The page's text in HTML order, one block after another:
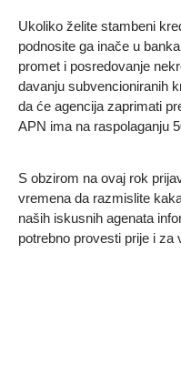
Ukoliko želite stambeni
podnosite ga inače u
promet i posredovanje
davanju subvencioniranih
da će agencija zaprimati
APN ima na raspolaganju
S obzirom na ovaj rok
vremena da razmislite
naših iskusnih agenata
potrebno provesti prije i